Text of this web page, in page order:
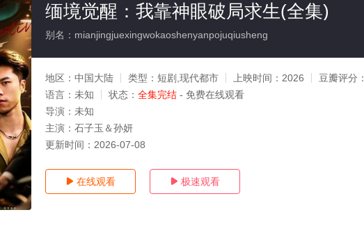
缅境觉醒：我靠神眼破局求生(全集)
别名：mianjingjuexingwokaoshenyanpojuqiusheng
地区： 中国大陆 类型： 短剧,现代都市 上映时间： 2026 豆瓣评分：
语言： 未知 状态： 全集完结 - 免费在线观看
导演： 未知
主演： 石子玉＆孙妍
更新时间： 2026-07-08
 在线观看  极速观看